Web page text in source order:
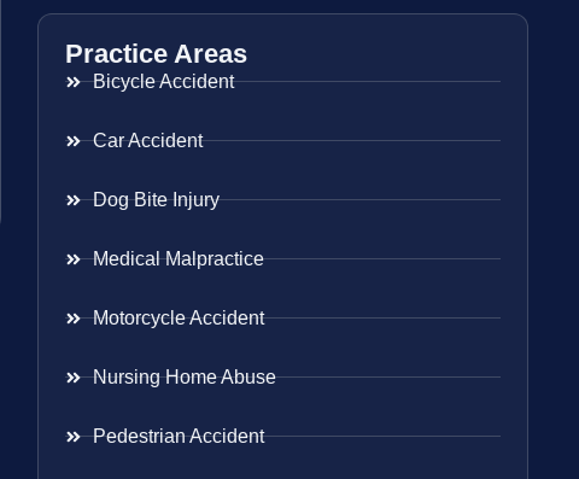
Practice Areas
Bicycle Accident
Car Accident
Dog Bite Injury
Medical Malpractice
Motorcycle Accident
Nursing Home Abuse
Pedestrian Accident